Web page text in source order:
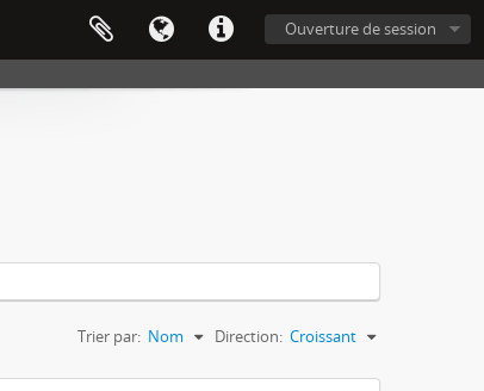
Ouverture de session
Trier par: Nom Direction: Croissant